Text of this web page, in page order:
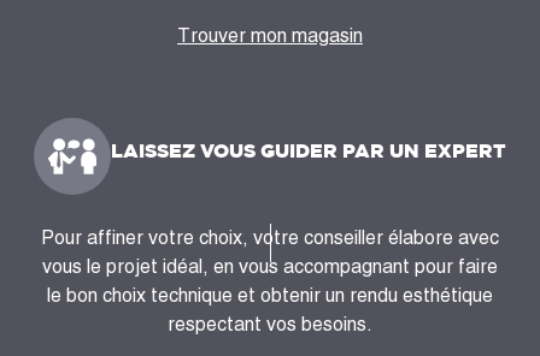
Trouver mon magasin
LAISSEZ VOUS GUIDER PAR UN EXPERT
Pour affiner votre choix, votre conseiller élabore avec
vous le projet idéal, en vous accompagnant pour faire
le bon choix technique et obtenir un rendu esthétique
respectant vos besoins.